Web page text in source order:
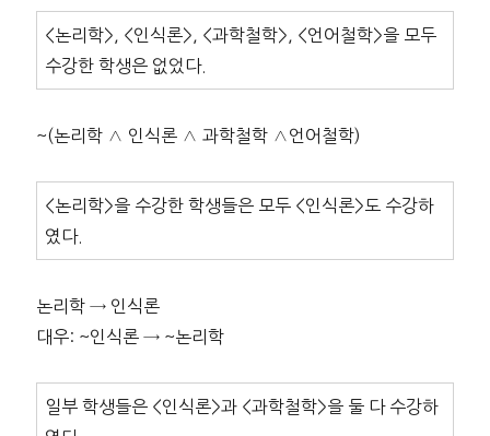
<논리학>, <인식론>, <과학철학>, <언어철학>을 모두
수강한 학생은 없었다.
~(논리학 ∧ 인식론 ∧ 과학철학 ∧언어철학)
<논리학>을 수강한 학생들은 모두 <인식론>도 수강하
였다.
논리학 → 인식론
대우: ~인식론 → ~논리학
일부 학생들은 <인식론>과 <과학철학>을 둘 다 수강하